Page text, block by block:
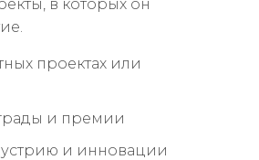
в которых он
проектах или
и премии
и инновации